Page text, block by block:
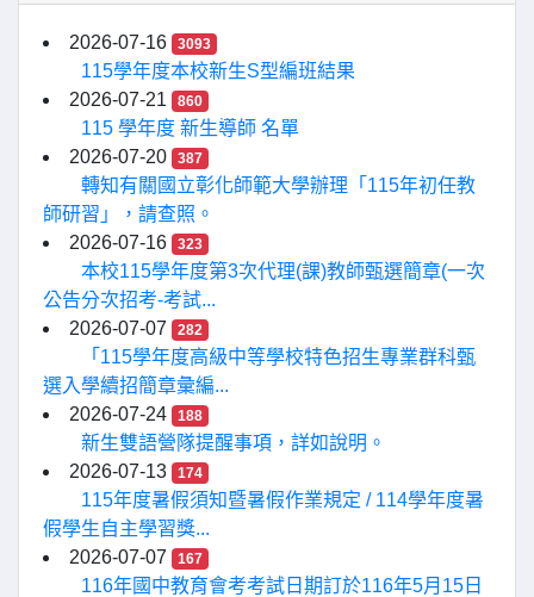
2026-07-16 3093
115學年度本校新生S型編班結果
2026-07-21
860
115 學年度 新生導師 名單
2026-07-20
387
轉知有關國立彰化師範大學辦理「115年初任教
師研習」，請查照。
2026-07-16
323
本校115學年度第3次代理(課)教師甄選簡章(一次
公告分次招考-考試...
2026-07-07
282
「115學年度高級中等學校特色招生專業群科甄
選入學續招簡章彙編...
2026-07-24
188
新生雙語營隊提醒事項，詳如說明。
2026-07-13
174
115年度暑假須知暨暑假作業規定 / 114學年度暑
假學生自主學習獎...
2026-07-07
167
116年國中教育會考考試日期訂於116年5月15日